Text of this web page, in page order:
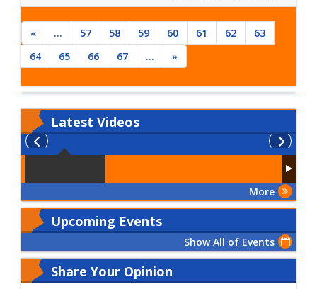
2022
« ... 57 58 59 60 61 62
63
64
65 66 67 ... »
Latest Videos
More
Upcoming Events
Show All of Events
Share Your Opinion